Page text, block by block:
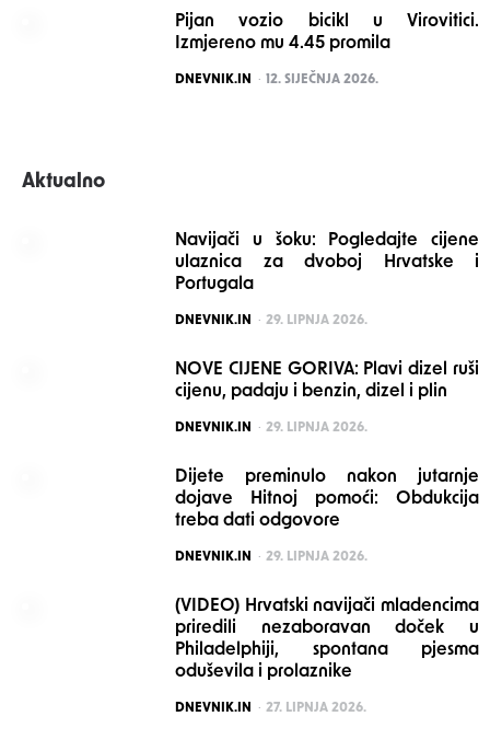
Pijan vozio bicikl u Virovitici.
Izmjereno mu 4.45 promila
POSTED
DNEVNIK.IN 12. SIJEČNJA 2026.
Aktualno
Navijači u šoku: Pogledajte cijene
ulaznica za dvoboj Hrvatske i
Portugala
POSTED
DNEVNIK.IN 29. LIPNJA 2026.
NOVE CIJENE GORIVA: Plavi dizel ruši
cijenu, padaju i benzin, dizel i plin
POSTED
DNEVNIK.IN 29. LIPNJA 2026.
Dijete preminulo nakon jutarnje
dojave Hitnoj pomoći: Obdukcija
treba dati odgovore
POSTED
DNEVNIK.IN 29. LIPNJA 2026.
(VIDEO) Hrvatski navijači mladencima
priredili nezaboravan doček u
Philadelphiji, spontana pjesma
oduševila i prolaznike
POSTED
DNEVNIK.IN 27. LIPNJA 2026.